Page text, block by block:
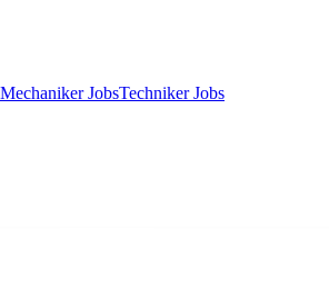
Mechaniker JobsTechniker Jobs